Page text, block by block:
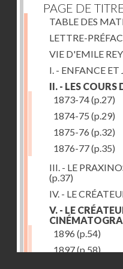
PAGE DE
TABLE DES
LETTRE-
VIE D'EMILE
I. - ENFANCE ET
II. - LES COURS
1873-74(p.27)
1874-75 (p.29)
1875-76 (p.32)
1876-77(p.35)
III. - LE
(p.37)
IV. - LE
V. - LE
1896 (p.54)
1897(p.58)